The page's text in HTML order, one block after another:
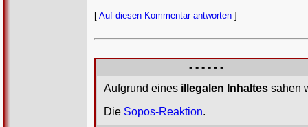
[ Auf diesen Kommentar antworten ]
- - - - - -
Aufgrund eines illegalen Inhaltes sahen
Die Sopos-Reaktion.